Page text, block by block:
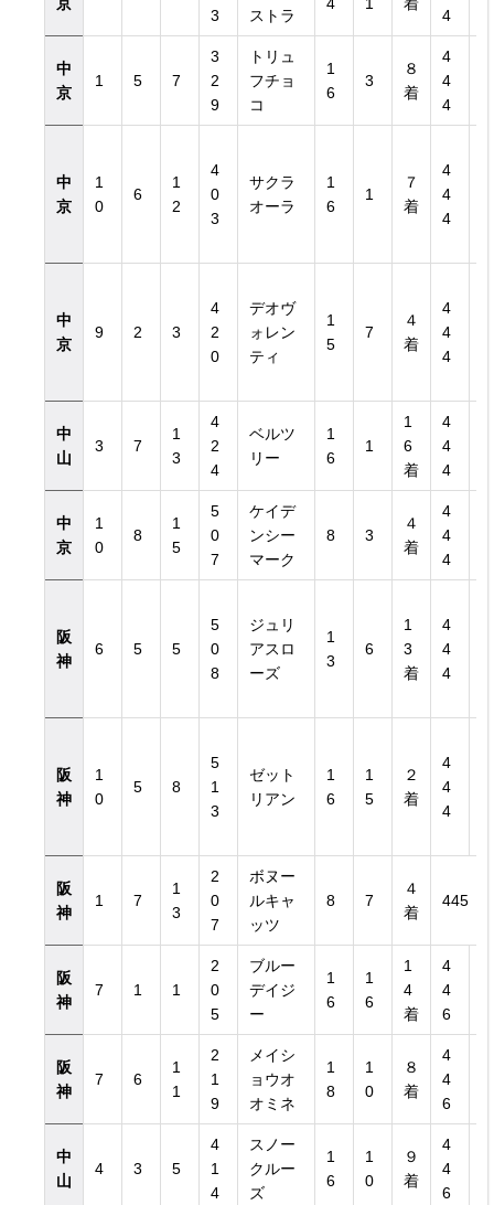
3 ストラ 4
中
京
1 5 7
3
2
9
トリュ
フチョ
コ
1
6
3
８
着
4
4
4
中
京
1
0
6
1
2
4
0
3
サクラ
オーラ
1
6
1
７
着
4
4
4
中
京
9 2 3
4
2
0
デオヴ
ォレン
ティ
1
5
7
４
着
4
4
4
中
山
3 7
1
3
4
2
4
ベルツ
リー
1
6
1
1
6
着
4
4
4
中
京
1
0
8
1
5
5
0
7
ケイデ
ンシー
マーク
8 3
４
着
4
4
4
阪
神
6 5 5
5
0
8
ジュリ
アスロ
ーズ
1
3
6
1
3
着
4
4
4
阪
神
1
0
5 8
5
1
3
ゼット
リアン
1
6
1
5
２
着
4
4
4
阪
神
1 7
1
3
2
0
7
ボヌー
ルキャ
ッツ
8 7
４
着
445
阪
神
7 1 1
2
0
5
ブルー
デイジ
ー
1
6
1
6
1
4
着
4
4
6
阪
神
7 6
1
1
2
1
9
メイシ
ョウオ
オミネ
1
8
1
0
８
着
4
4
6
中
山
4 3 5
4
1
4
スノー
クルー
ズ
1
6
1
0
９
着
4
4
6